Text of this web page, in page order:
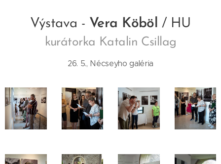
Výstava - Vera Köböl / HU
kurátorka Katalin Csillag
26. 5., Nécseyho galéria